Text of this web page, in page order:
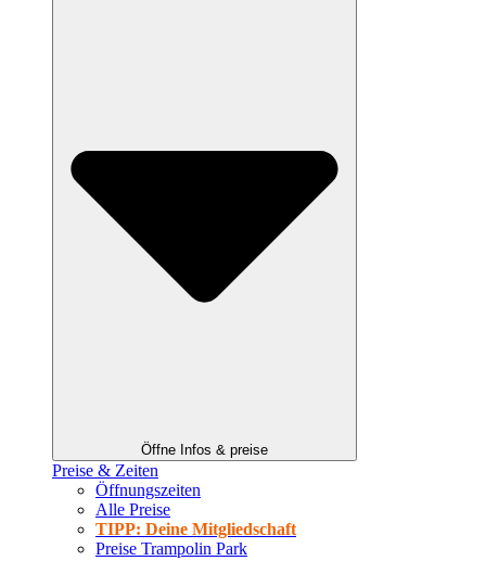
Öffne Infos & preise
Preise & Zeiten
Öffnungszeiten
Alle Preise
TIPP: Deine Mitgliedschaft
Preise Trampolin Park